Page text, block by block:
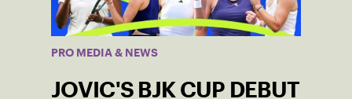
PRO MEDIA & NEWS
JOVIC'S BJK CUP DEBUT